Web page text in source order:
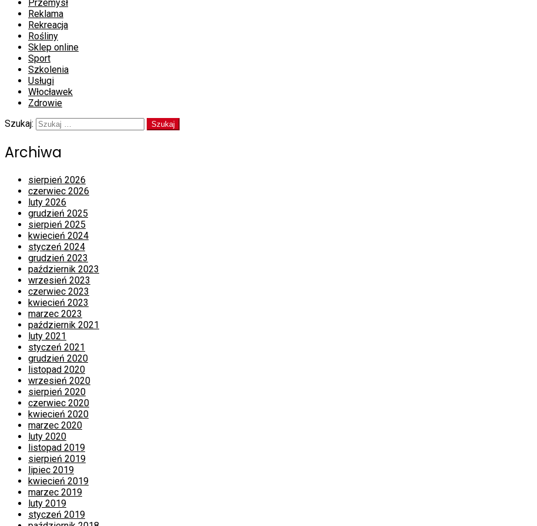
Przemysł
Reklama
Rekreacja
Rośliny
Sklep online
Sport
Szkolenia
Usługi
Włocławek
Zdrowie
Szukaj:
Archiwa
sierpień 2026
czerwiec 2026
luty 2026
grudzień 2025
sierpień 2025
kwiecień 2024
styczeń 2024
grudzień 2023
październik 2023
wrzesień 2023
czerwiec 2023
kwiecień 2023
marzec 2023
październik 2021
luty 2021
styczeń 2021
grudzień 2020
listopad 2020
wrzesień 2020
sierpień 2020
czerwiec 2020
kwiecień 2020
marzec 2020
luty 2020
listopad 2019
sierpień 2019
lipiec 2019
kwiecień 2019
marzec 2019
luty 2019
styczeń 2019